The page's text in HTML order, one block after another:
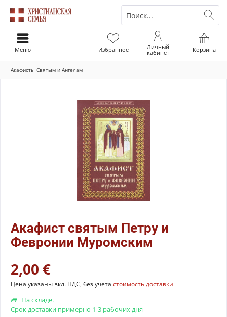
Корзина
Избранное Личный
кабинет
Меню
Акафисты Святым и Ангелам
Акафист святым Петру и
Февронии Муромским
2,00 €
Цена указаны вкл. НДС, без учета стоимость доставки
На складе.
Срок доставки примерно 1-3 рабочих дня